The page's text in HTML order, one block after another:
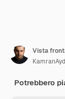
Potrebbero